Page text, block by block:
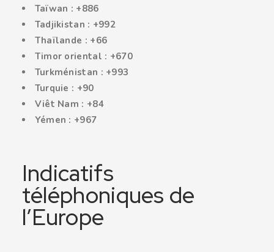
Taïwan : +886
Tadjikistan : +992
Thaïlande : +66
Timor oriental : +670
Turkménistan : +993
Turquie : +90
Viêt Nam : +84
Yémen : +967
Indicatifs
téléphoniques de
l’Europe